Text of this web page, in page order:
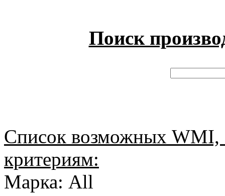
Поиск
Список возможных
критериям:
Марка: All